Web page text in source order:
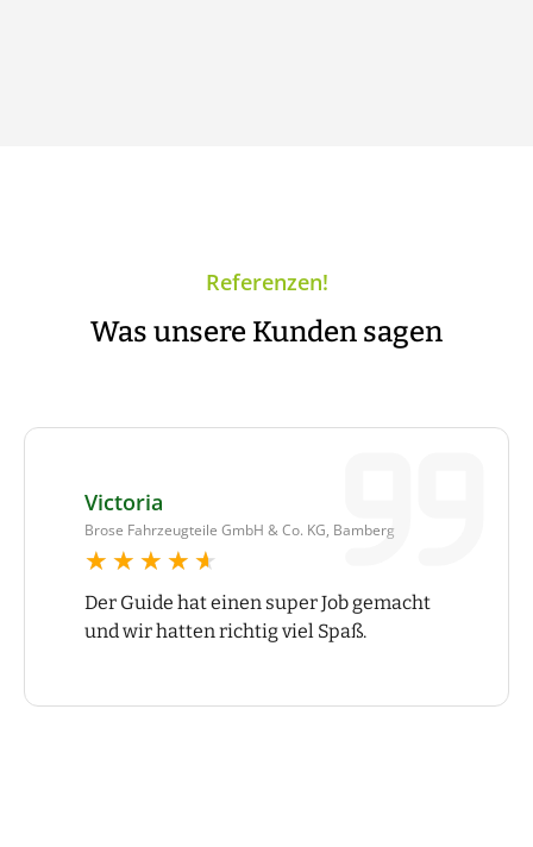
Referenzen!
Was unsere Kunden sagen
Victoria
Brose Fahrzeugteile GmbH & Co. KG, Bamberg
★★★★★
★★★★★
Der Guide hat einen super Job gemacht
und wir hatten richtig viel Spaß.